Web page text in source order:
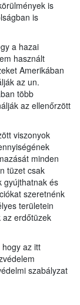
is
is
a hazai
használt
Amerikában
az un.
több
az ellenőrzött
viszonyok
minden
tüzet csak
gyújthatnak és
szeretnénk
területein
az erdőtüzek
az itt
szabályzat